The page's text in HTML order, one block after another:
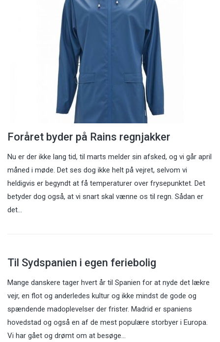
Foråret byder på Rains regnjakker
Nu er der ikke lang tid, til marts melder sin afsked, og vi går april
måned i møde. Det ses dog ikke helt på vejret, selvom vi
heldigvis er begyndt at få temperaturer over frysepunktet. Det
betyder dog også, at vi snart skal vænne os til regn. Sådan er
det…
Til Sydspanien i egen feriebolig
Mange danskere tager hvert år til Spanien for at nyde det lækre
vejr, en flot og anderledes kultur og ikke mindst de gode og
spændende madoplevelser der frister. Madrid er spaniens
hovedstad og også en af de mest populære storbyer i Europa.
Vi har gået og drømt om at besøge…